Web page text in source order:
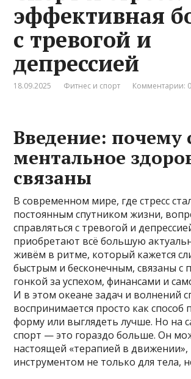
эффективная
с тревогой и
депрессией
18.09.2025 Фитнес и спорт Комментарии: 0
Введение: почему
ментальное
связаны
В современном мире, где стресс
постоянным спутником жизни,
справляться с тревогой и
приобретают всё большую
живём в ритме, который кажется
быстрым и бесконечным, связаны с
гонкой за успехом, финансами и
И в этом океане задач и волнений
воспринимается просто как способ
форму или выглядеть лучше. Но на
спорт — это гораздо больше. Он
настоящей «терапией в движении»,
инструментом не только для тела,